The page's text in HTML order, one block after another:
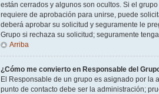
están cerrados y algunos son ocultos. Si el
requiere de aprobación para unirse, puede
deberá aprobar su solicitud y seguramente le
Grupo si rechaza su solicitud; seguramente
Arriba
¿Cómo me convierto en Responsable del
El Responsable de un grupo es asignado por la
punto de contacto debe ser la administración;